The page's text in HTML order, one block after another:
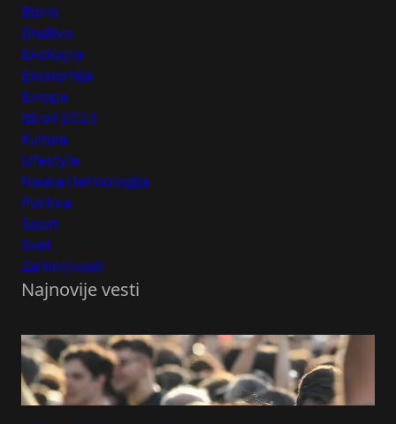
Biznis
Društvo
Ekologija
Ekonomija
Evropa
Izbori 2023
Kultura
Lifestyle
Nauka i tehnologija
Politika
Sport
Svet
Zanimljivosti
Najnovije vesti